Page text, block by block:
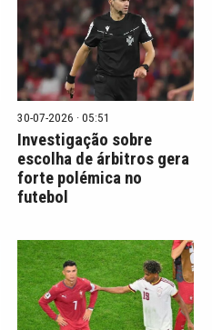
30-07-2026 · 05:51
Investigação sobre
escolha de árbitros gera
forte polémica no
futebol